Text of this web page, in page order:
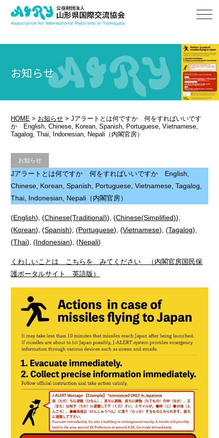
お知らせ
HOME > お知らせ >Jアラートとは何ですか 何をすればいいです
か English, Chinese, Korean, Spanish, Portuguese, Vietnamese,
Tagalog, Thai, Indonesian, Nepali（内閣官房）
お知らせ
Jアラートとは何ですか 何をすればいいですか English,
Chinese, Korean, Spanish, Portuguese, Vietnamese, Tagalog,
Thai, Indonesian, Nepali（内閣官房）
(English), (Chinese(Traditional)), (Chinese(Simplified)),
(Korean), (Spanish), (Portuguese), (Vietnamese), (Tagalog),
(Thai), (Indonesian), (Nepali)
くわしいことは こちらを みてください （内閣官房国民保
護ポータルサイト 英語版）